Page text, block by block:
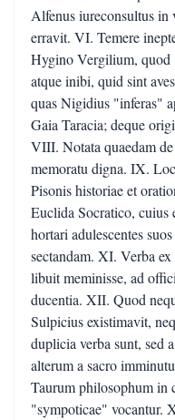
Alfenus iureconsultus in
erravit. VI. Temere
Hygino Vergilium, quod
atque inibi, quid sint
quas Nigidius "inferas"
Gaia Taracia; deque
VIII. Notata quaedam
memoratu digna. IX.
Pisonis historiae et
Euclida Socratico, cuius
hortari adulescentes
sectandam. XI. Verba
libuit meminisse, ad
ducentia. XII. Quod
Sulpicius existimavit,
duplicia verba sunt, sed
alterum a sacro
Taurum philosophum in
"sympoticae" vocantur.